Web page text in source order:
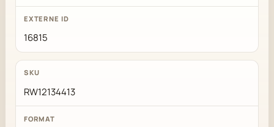
16815
RW12134413